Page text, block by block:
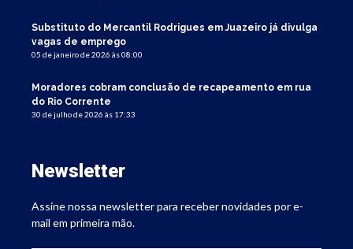
Substituto do Mercantil Rodrigues em Juazeiro já divulga
vagas de emprego
05 de janeiro de 2026 às 08:00
Moradores cobram conclusão de recapeamento em rua
do Rio Corrente
30 de julho de 2026 às 17:33
Newsletter
Assine nossa newsletter para receber novidades por e-
mail em primeira mão.